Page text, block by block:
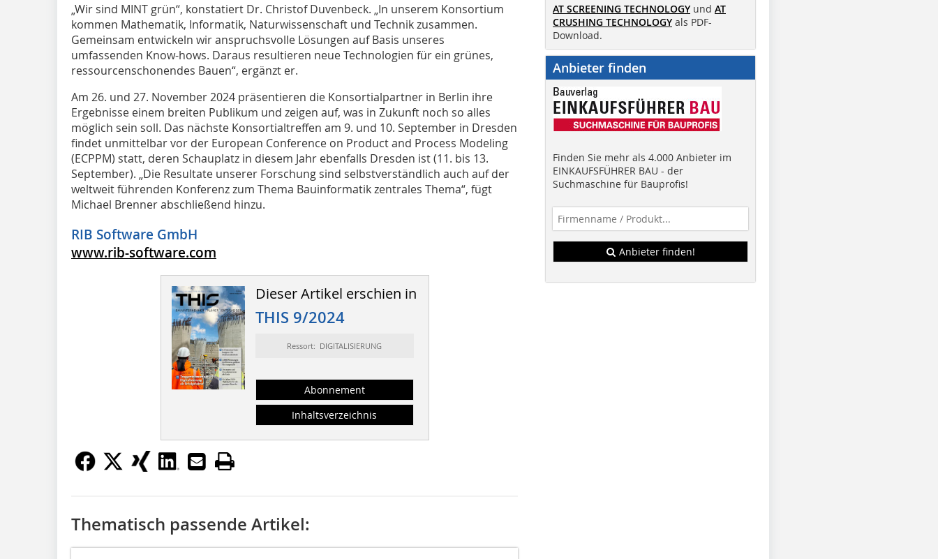
„Wir sind MINT grün“, konstatiert Dr. Christof Duvenbeck. „In unserem Konsortium
kommen Mathematik, Informatik, Naturwissenschaft und Technik zusammen.
Gemeinsam entwickeln wir anspruchsvolle Lösungen auf Basis unseres
umfassenden Know-hows. Daraus resultieren neue Technologien für ein grünes,
ressourcenschonendes Bauen“, ergänzt er.
Am 26. und 27. November 2024 präsentieren die Konsortialpartner in Berlin ihre
Ergebnisse einem breiten Publikum und zeigen auf, was in Zukunft noch so alles
möglich sein soll. Das nächste Konsortialtreffen am 9. und 10. September in Dresden
findet unmittelbar vor der European Conference on Product and Process Modeling
(ECPPM) statt, deren Schauplatz in diesem Jahr ebenfalls Dresden ist (11. bis 13.
September). „Die Resultate unserer Forschung sind selbstverständlich auch auf der
weltweit führenden Konferenz zum Thema Bauinformatik zentrales Thema“, fügt
Michael Brenner abschließend hinzu.
RIB Software GmbH
www.rib-software.com
Dieser Artikel erschien in
THIS 9/2024
Ressort: DIGITALISIERUNG
Abonnement
Inhaltsverzeichnis
Thematisch passende Artikel:
AT SCREENING TECHNOLOGY und AT
CRUSHING TECHNOLOGY als PDF-
Download.
Anbieter finden
Finden Sie mehr als 4.000 Anbieter im
EINKAUFSFÜHRER BAU - der
Suchmaschine für Bauprofis!
Anbieter finden!